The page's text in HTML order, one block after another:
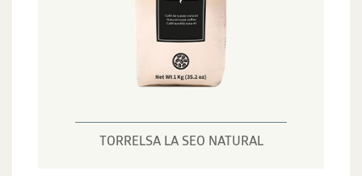
TORRELSA LA SEO NATURAL